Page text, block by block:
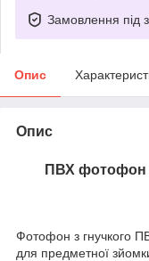
Замовлення під
Опис
Опис
ПВХ фотофон
Фотофон з гнучкого
для предметної